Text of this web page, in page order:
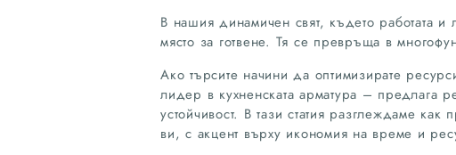
В нашия динамичен свят, където работата и
място за готвене. Тя се превръща в
Ако търсите начини да оптимизирате
лидер в кухненската арматура – предлага
устойчивост. В тази статия разглеждаме
ви, с акцент върху икономия на време и